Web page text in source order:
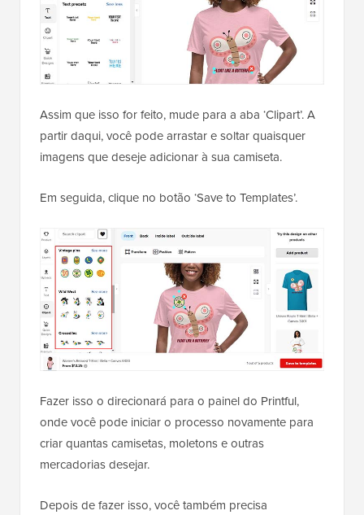
Assim que isso for feito, mude para a aba ‘Clipart’. A
partir daqui, você pode arrastar e soltar quaisquer
imagens que deseje adicionar à sua camiseta.
Em seguida, clique no botão ‘Save to Templates’.
Fazer isso o direcionará para o painel do Printful,
onde você pode iniciar o processo novamente para
criar quantas camisetas, moletons e outras
mercadorias desejar.
Depois de fazer isso, você também precisa